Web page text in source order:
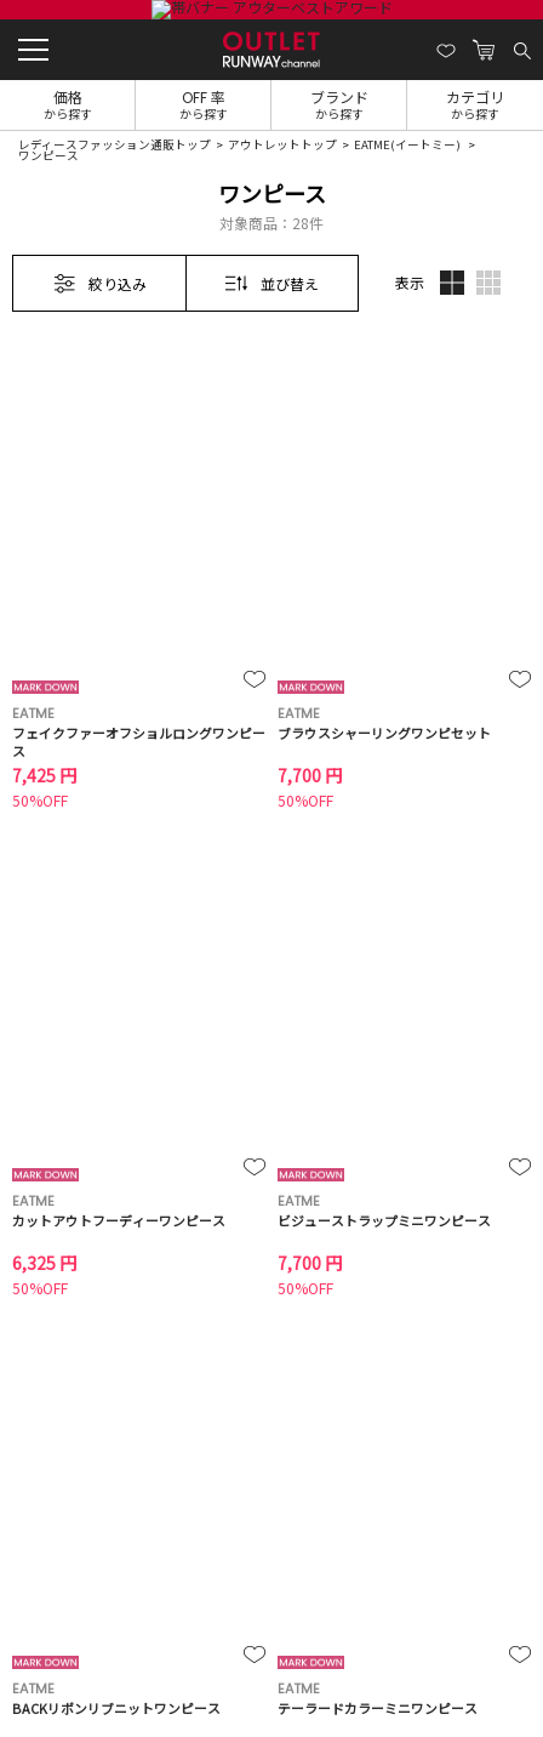
価格
から探す
OFF 率
から探す
ブランド
から探す
カテゴリ
から探す
レディースファッション通販トップ アウトレットトップ EATME(イートミー)
ワンピース
ワンピース
対象商品： 28件
絞り込み 並び替え 表示
EATME
フェイクファーオフショルロングワンピー
ス
7,425 円
50%OFF
EATME
ブラウスシャーリングワンピセット
7,700 円
50%OFF
EATME
カットアウトフーディーワンピース
6,325 円
50%OFF
EATME
ビジューストラップミニワンピース
7,700 円
50%OFF
EATME
BACKリボンリブニットワンピース
EATME
テーラードカラーミニワンピース